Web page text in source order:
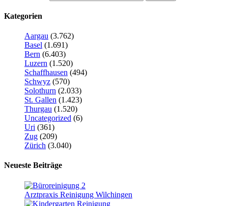
Kategorien
Aargau (3.762)
Basel (1.691)
Bern (6.403)
Luzern (1.520)
Schaffhausen (494)
Schwyz (570)
Solothurn (2.033)
St. Gallen (1.423)
Thurgau (1.520)
Uncategorized (6)
Uri (361)
Zug (209)
Zürich (3.040)
Neueste Beiträge
Arztpraxis Reinigung Wilchingen